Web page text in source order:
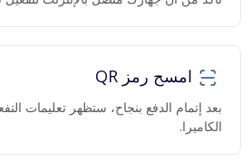
امسح رمز QR
الكاميرا.